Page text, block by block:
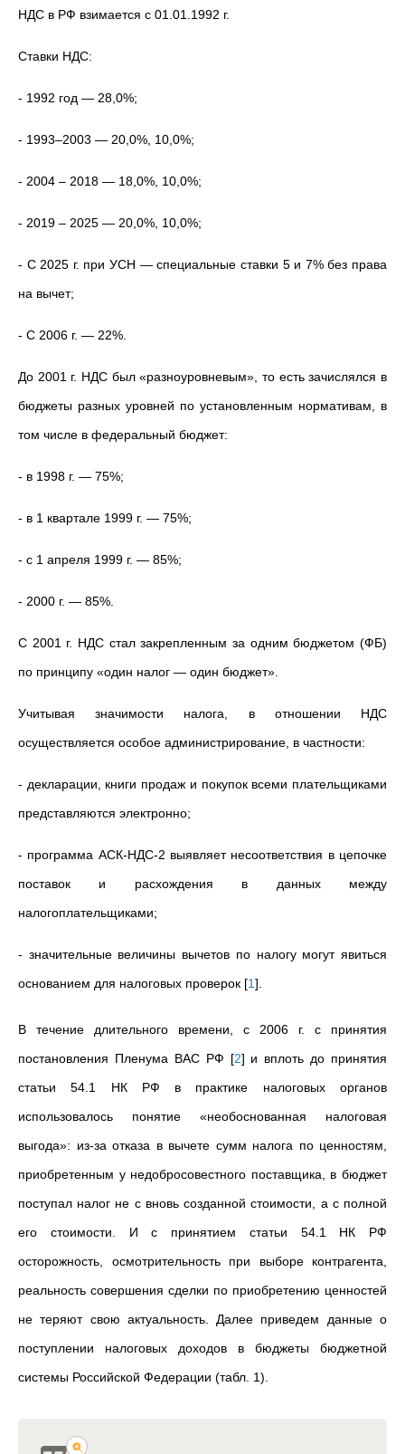
НДС в РФ взимается с 01.01.1992 г.
Ставки НДС:
- 1992 год — 28,0%;
- 1993–2003 — 20,0%, 10,0%;
- 2004 – 2018 — 18,0%, 10,0%;
- 2019 – 2025 — 20,0%, 10,0%;
- С 2025 г. при УСН — специальные ставки 5 и 7% без права
на вычет;
- С 2006 г. — 22%.
До 2001 г. НДС был «разноуровневым», то есть зачислялся в
бюджеты разных уровней по установленным нормативам, в
том числе в федеральный бюджет:
- в 1998 г. — 75%;
- в 1 квартале 1999 г. — 75%;
- с 1 апреля 1999 г. — 85%;
- 2000 г. — 85%.
С 2001 г. НДС стал закрепленным за одним бюджетом (ФБ)
по принципу «один налог — один бюджет».
Учитывая значимости налога, в отношении НДС
осуществляется особое администрирование, в частности:
- декларации, книги продаж и покупок всеми плательщиками
представляются электронно;
- программа АСК-НДС-2 выявляет несоответствия в цепочке
поставок и расхождения в данных между
налогоплательщиками;
- значительные величины вычетов по налогу могут явиться
основанием для налоговых проверок [1]
В течение длительного времени, с 2006 г. с принятия
постановления Пленума ВАС РФ [2] и вплоть до принятия
статьи 54.1 НК РФ в практике налоговых органов
использовалось понятие «необоснованная налоговая
выгода»: из-за отказа в вычете сумм налога по ценностям,
приобретенным у недобросовестного поставщика, в бюджет
поступал налог не с вновь созданной стоимости, а с полной
его стоимости. И с принятием статьи 54.1 НК РФ
осторожность, осмотрительность при выборе контрагента,
реальность совершения сделки по приобретению ценностей
не теряют свою актуальность. Далее приведем данные о
поступлении налоговых доходов в бюджеты бюджетной
системы Российской Федерации (табл. 1).